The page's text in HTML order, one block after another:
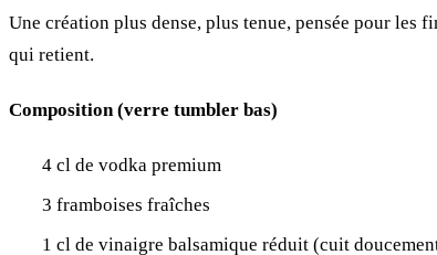
Une création plus dense, plus tenue, pensée pour
qui retient.
Composition (verre tumbler bas)
4 cl de vodka premium
3 framboises fraîches
1 cl de vinaigre balsamique réduit (cuit